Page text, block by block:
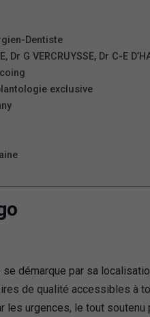
Dentiste
G VERCRUYSSE, Dr C-E
exclusive
démarque par sa
de qualité accessibles à
les urgences, le tout